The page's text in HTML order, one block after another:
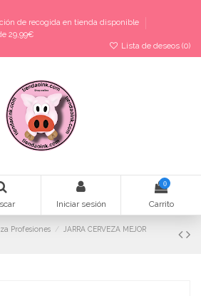
de recogida en tienda disponible
29,99€
Lista de deseos (0)
Iniciar sesión
0
Carrito
Profesiones
JARRA CERVEZA MEJOR